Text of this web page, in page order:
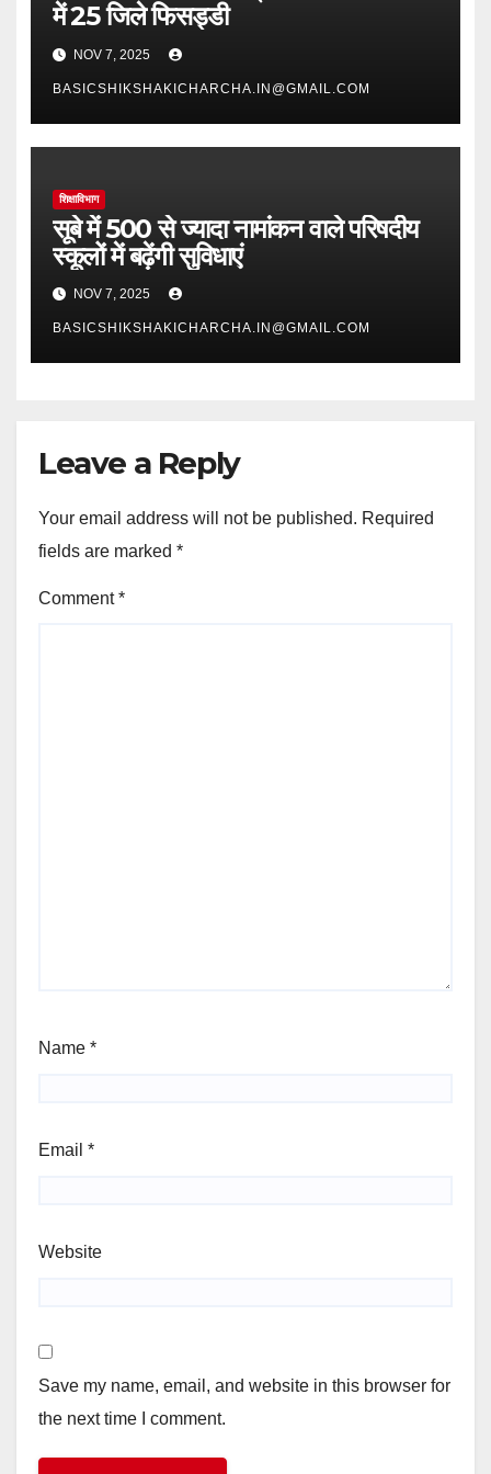
में 25 जिले फिसड्डी
NOV 7, 2025
BASICSHIKSHAKICHARCHA.IN@GMAIL.COM
शिक्षाविभाग
सूबे में 500 से ज्यादा नामांकन वाले परिषदीय
स्कूलों में बढ़ेंगी सुविधाएं
NOV 7, 2025
BASICSHIKSHAKICHARCHA.IN@GMAIL.COM
Leave a Reply
Your email address will not be published. Required
fields are marked *
Comment*
Name *
Email *
Website
Save my name, email, and website in this browser for
the next time I comment.